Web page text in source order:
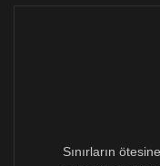
Sınırların